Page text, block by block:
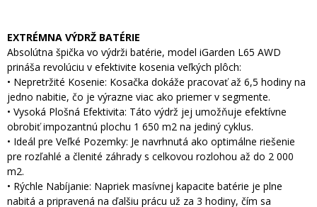
EXTRÉMNA VÝDRŽ BATÉRIE
Absolútna špička vo výdrži batérie, model iGarden L65 AWD
prináša revolúciu v efektivite kosenia veľkých plôch:
• Nepretržité Kosenie: Kosačka dokáže pracovať až 6,5 hodiny na
jedno nabitie, čo je výrazne viac ako priemer v segmente.
• Vysoká Plošná Efektivita: Táto výdrž jej umožňuje efektívne
obrobiť impozantnú plochu 1 650 m2 na jediný cyklus.
• Ideál pre Veľké Pozemky: Je navrhnutá ako optimálne riešenie
pre rozľahlé a členité záhrady s celkovou rozlohou až do 2 000
m2.
• Rýchle Nabíjanie: Napriek masívnej kapacite batérie je plne
nabitá a pripravená na ďalšiu prácu už za 3 hodiny, čím sa